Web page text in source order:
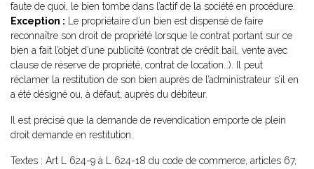
faute de quoi, le bien tombe dans l’actif de la société en procédure.
Exception : Le propriétaire d’un bien est dispensé de faire
reconnaître son droit de propriété lorsque le contrat portant sur ce
bien a fait l’objet d’une publicité (contrat de crédit bail, vente avec
clause de réserve de propriété, contrat de location…). Il peut
réclamer la restitution de son bien auprès de l’administrateur s’il en
a été désigné ou, à défaut, auprès du débiteur.
Il est précisé que la demande de revendication emporte de plein
droit demande en restitution.
Textes : Art L 624-9 à L 624-18 du code de commerce, articles 67,